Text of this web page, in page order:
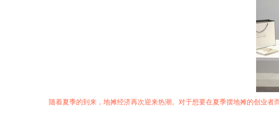
随着夏季的到来，地摊经济再次迎来热潮。对于想要在夏季摆地摊的创业